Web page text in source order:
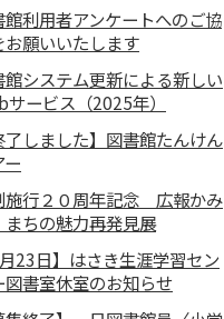
館利用者アンケートへのご協
お願いいたします
館システム更新による新しい
サービス（2025年）
了しました】図書館たんけん
ー
施行２０周年記念 広報かみ
ちの魅力再発見展
月23日】はさき生涯学習セン
図書室休室のお知らせ